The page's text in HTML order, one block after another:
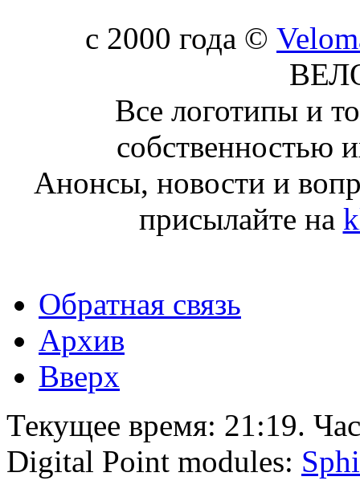
c 2000 года ©
Все логотипы и
собственностью
Анонсы, новости и
присылайте на
Обратная связь
Архив
Вверх
Текущее время: 21:19.
Digital Point modules: